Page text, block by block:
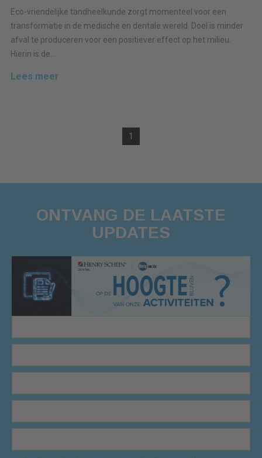
Eco-vriendelijke tandheelkunde zorgt momenteel voor een
transformatie in de medische en dentale wereld. Doel is minder
afval te produceren voor een positiever effect op het milieu.
Hierin is de...
Lees meer
1
ONTVANG DE LAATSTE
UPDATES